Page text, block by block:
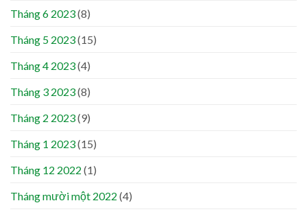
Tháng 6 2023(8)
Tháng 5 2023(15)
Tháng 4 2023(4)
Tháng 3 2023(8)
Tháng 2 2023(9)
Tháng 1 2023(15)
Tháng 12 2022 (1)
Tháng mười một 2022 (4)